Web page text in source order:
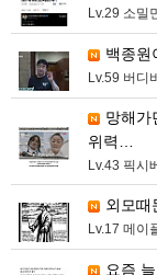
Lv.29 소밀
백종원
Lv.59 버디
위력…
Lv.43 픽시
외모때
Lv.17 메이
요즘